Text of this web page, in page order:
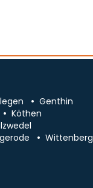
Genthin
Köthen
Wittenberg